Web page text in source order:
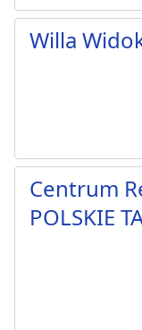
Willa
Centrum
POLSKIE